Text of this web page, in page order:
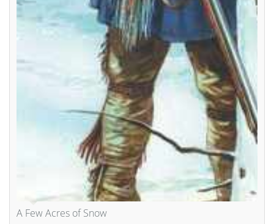
A Few Acres of Snow